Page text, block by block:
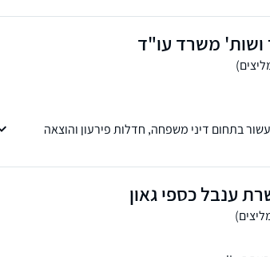
ומשפחה, בלשכת עורכי הדין.
ושות' משרד עו"ד
בתחום דיני משפחה, חדלות פירעון והוצאה
ענבל כספי גאון